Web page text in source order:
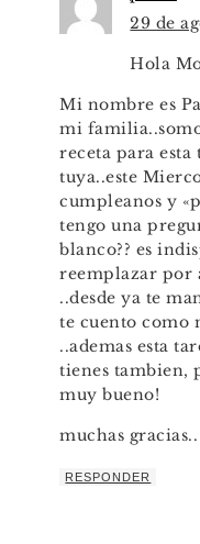
29 de
Hola
Mi nombre es
mi
receta para
tuya..este
cumpleanos y
tengo una
blanco?? es
reemplazar por
..desde ya te
te cuento como
..ademas esta
tienes tambien,
muy bueno!
muchas gracias..
RESPONDER